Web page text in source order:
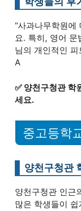
“사과나무학원에
요. 특히, 영어 문
님의 개인적인
A
✅ 양천구청관 학
세요.
중고등학
양천구청관
양천구청관 인근
많은 학생들이